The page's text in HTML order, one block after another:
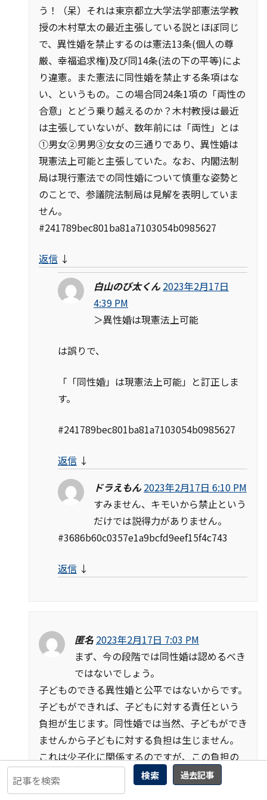
検索 過去記事
う！（呆）それは東京都立大学法学部憲法学教
授の木村草太の最近主張している説とほぼ同じ
で、異性婚を禁止するのは憲法13条(個人の尊
厳、幸福追求権)及び同14条(法の下の平等)によ
り違憲。また憲法に同性婚を禁止する条項はな
い、というもの。この場合同24条1項の「両性の
合意」とどう乗り越えるのか？木村教授は最近
は主張していないが、数年前には「両性」とは
①男女②男男③女女の三通りであり、異性婚は
現憲法上可能と主張していた。なお、内閣法制
局は現行憲法での同性婚について慎重な姿勢と
のことで、参議院法制局は見解を表明していま
せん。
#241789bec801ba81a7103054b0985627
返信 ↓
白山のび太くん 2023年2月17日
4:39 PM
＞異性婚は現憲法上可能
は誤りで、
「「同性婚」は現憲法上可能」と訂正しま
す。
#241789bec801ba81a7103054b0985627
返信 ↓
ドラえもん 2023年2月17日 6:10 PM
すみません、キモいから禁止という
だけでは説得力がありません。
#3686b60c0357e1a9bcfd9eef15f4c743
返信 ↓
匿名 2023年2月17日 7:03 PM
まず、今の段階では同性婚は認めるべき
ではないでしょう。
子どものできる異性婚と公平ではないからです。
子どもができれば、子どもに対する責任という
負担が生じます。同性婚では当然、子どもができ
ませんから子どもに対する負担は生じません。
これは少子化に関係するのですが、この負担の
ため、子どものできる異性婚でも子どもを作る
ことに消極的になるのです。